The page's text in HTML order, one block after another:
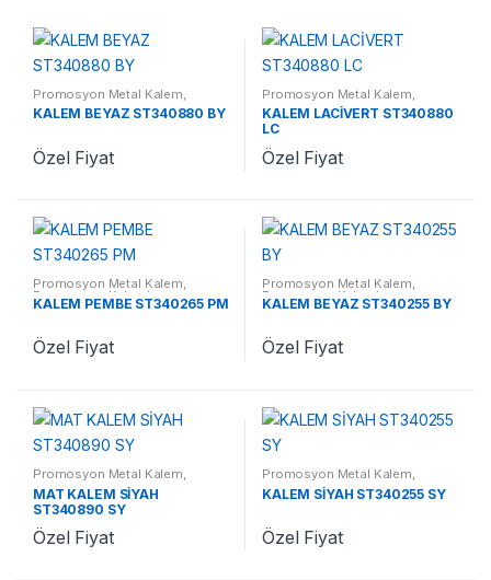
Promosyon Metal Kalem
Promosyon Kalemler
KALEM BEYAZ ST340880 BY
Özel Fiyat
Promosyon Metal Kalem
Promosyon Kalemler
KALEM LACİVERT ST340880
LC
Özel Fiyat
Promosyon Metal Kalem,
Promosyon Kalemler
KALEM PEMBE ST340265 PM
Özel Fiyat
Promosyon Metal Kalem,
Promosyon Kalemler
KALEM BEYAZ ST340255 BY
Özel Fiyat
Promosyon Metal Kalem,
Promosyon Kalemler
MAT KALEM SİYAH
ST340890 SY
Özel Fiyat
Promosyon Metal Kalem,
Promosyon Kalemler
KALEM SİYAH ST340255 SY
Özel Fiyat